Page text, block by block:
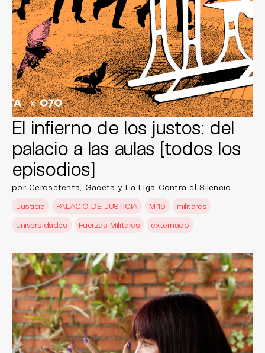
El infierno de los justos: del
palacio a las aulas [todos los
episodios]
por Cerosetenta, Gaceta y La Liga Contra el Silencio
Justicia
PALACIO DE JUSTICIA M-19
militares
universidades
Fuerzas Militares externado